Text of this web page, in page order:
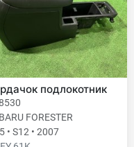
подлокотник
FORESTER
• S12 • 2007